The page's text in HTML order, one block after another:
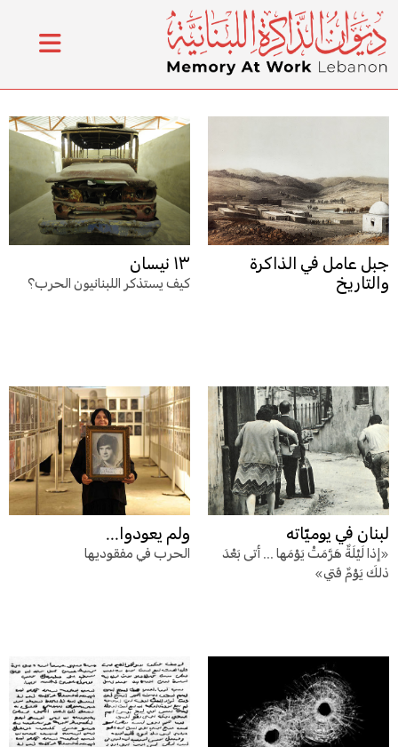
جبل عامل في الذاكرة
والتاريخ
١٣ نيسان
كيف يستذكر اللبنانيون الحرب؟
لبنان في يوميّاته
«إذا لَيْلَةٌ هَرَّمَتْ يَوْمَها ... أتى بَعْدَ
ذلكَ يَوْمٌ فَتي»
ولم يعودوا...
الحرب في مفقوديها